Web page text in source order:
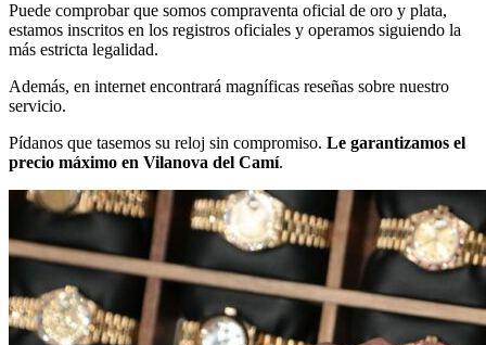
Puede comprobar que somos compraventa oficial de oro y plata,
estamos inscritos en los registros oficiales y operamos siguiendo la
más estricta legalidad.
Además, en internet encontrará magníficas reseñas sobre nuestro
servicio.
Pídanos que tasemos su reloj sin compromiso. Le garantizamos el
precio máximo en Vilanova del Camí.